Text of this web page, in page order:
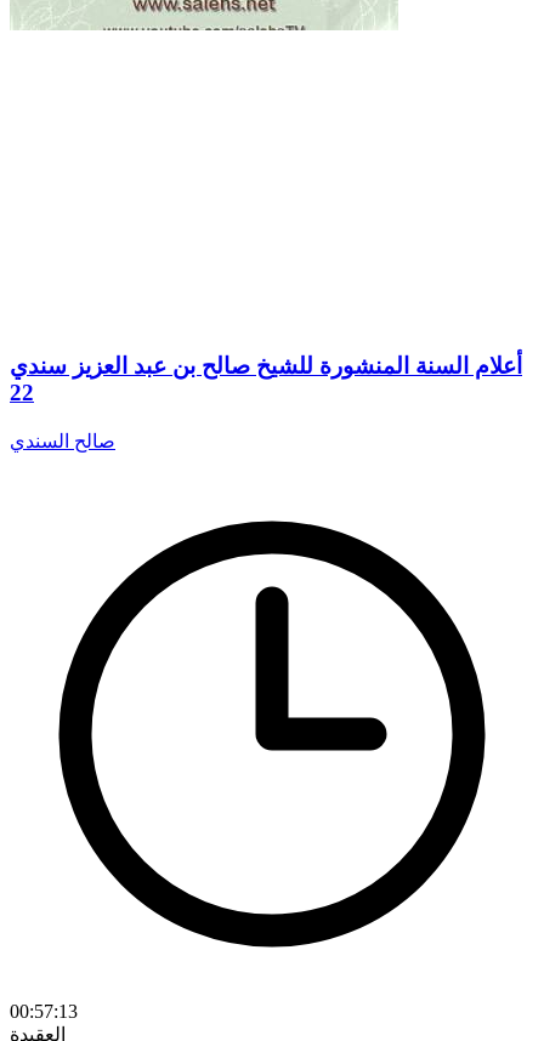
أعلام السنة المنشورة للشيخ صالح بن عبد العزيز سندي
22
صالح السندي
00:57:13
العقيدة